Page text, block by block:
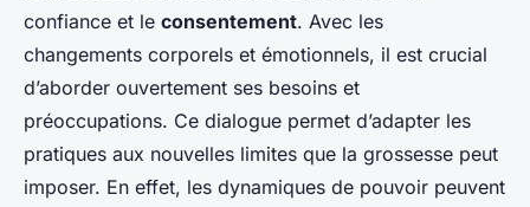
confiance et le consentement. Avec les
changements corporels et émotionnels, il est crucial
d’aborder ouvertement ses besoins et
préoccupations. Ce dialogue permet d’adapter les
pratiques aux nouvelles limites que la grossesse peut
imposer. En effet, les dynamiques de pouvoir peuvent